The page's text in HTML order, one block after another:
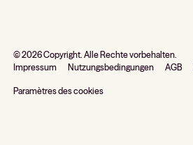
©2026Copyright. Alle Rechte vorbehalten.
Impressum
Nutzungsbedingungen AGB
Paramètres des cookies